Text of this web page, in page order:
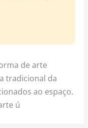
de arte
tradicional da
ao espaço.
ú